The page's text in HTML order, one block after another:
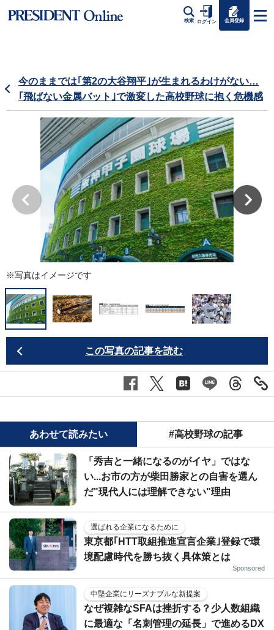
検索 ログイン 会員登録
今のままでは｢第2の大谷翔平｣が生まれるわけがない…
｢飛ばない金属バット｣で激変した高校野球に抱く危機感
※写真はイメージです
この写真の記事を読む
あわせて読みたい #高校野球の記事
「秀吉と一緒になるのがイヤ」ではな
い...お市の方が柴田勝家との自害を選ん
だ"現代人には理解できない"理由
選ばれる企業になるために
東京都｢HTT取組推進宣言企業｣登録で環
境配慮時代を勝ち抜く具体策とは
Sponsored
中堅企業にリーズナブルな新提案
なぜ複雑なSFAは挫折する？少人数組織
に最適な「名刺管理の延長」で進めるDX